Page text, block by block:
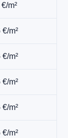
m²
m²
m²
m²
m²
m²